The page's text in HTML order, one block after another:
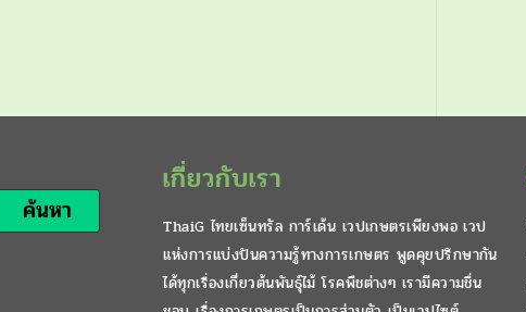
ค้นหา
เกี่ยวกับเรา
ThaiG ไทยเซ็นทรัล การ์เด้น เวปเกษตรเพียงพอ เวป
แห่งการแบ่งปันความรู้ทางการเกษตร พูดคุยปรึกษากัน
ได้ทุกเรื่องเกี่ยวต้นพันธุ์ไม้ โรคพืชต่างๆ เรามีความชื่น